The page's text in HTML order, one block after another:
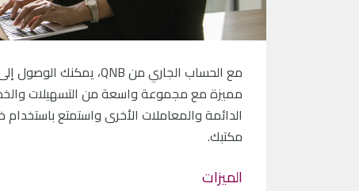
مع الحساب الجاري منQNB، يمكنك الوصول
مميزة مع مجموعة واسعة من التسهيلات
الدائمة والمعاملات الأخرى واستمتع
مكتبك.
الميزات